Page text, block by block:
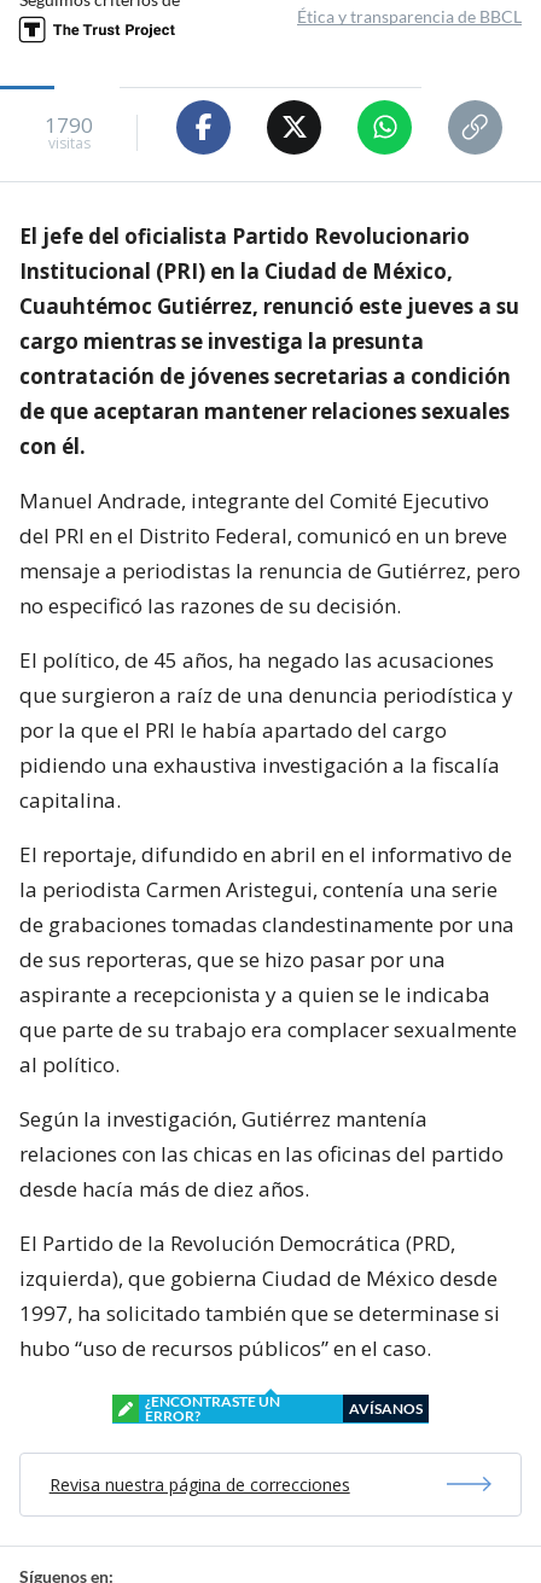
Ética y transparencia de BBCL
1790
visitas
El jefe del oficialista Partido Revolucionario
Institucional (PRI) en la Ciudad de México,
Cuauhtémoc Gutiérrez, renunció este jueves a su
cargo mientras se investiga la presunta
contratación de jóvenes secretarias a condición
de que aceptaran mantener relaciones sexuales
con él.
Manuel Andrade, integrante del Comité Ejecutivo
del PRI en el Distrito Federal, comunicó en un breve
mensaje a periodistas la renuncia de Gutiérrez, pero
no especificó las razones de su decisión.
El político, de 45 años, ha negado las acusaciones
que surgieron a raíz de una denuncia periodística y
por la que el PRI le había apartado del cargo
pidiendo una exhaustiva investigación a la fiscalía
capitalina.
El reportaje, difundido en abril en el informativo de
la periodista Carmen Aristegui, contenía una serie
de grabaciones tomadas clandestinamente por una
de sus reporteras, que se hizo pasar por una
aspirante a recepcionista y a quien se le indicaba
que parte de su trabajo era complacer sexualmente
al político.
Según la investigación, Gutiérrez mantenía
relaciones con las chicas en las oficinas del partido
desde hacía más de diez años.
El Partido de la Revolución Democrática (PRD,
izquierda), que gobierna Ciudad de México desde
1997, ha solicitado también que se determinase si
hubo “uso de recursos públicos” en el caso.
¿ENCONTRASTE UN
ERROR?
AVÍSANOS
Revisa nuestra página de correcciones
Síguenos en: